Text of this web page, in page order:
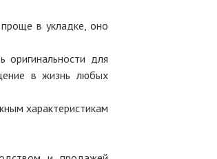
проще в укладке, оно
оригинальности для
в жизнь любых
характеристикам